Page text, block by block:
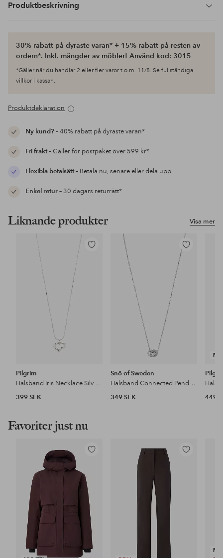
Produktbeskrivning
30% rabatt på dyraste varan* + 15% rabatt på resten av
ordern*. Inkl. mängder av möbler! Använd kod: 3015
*Gäller när du handlar 2 eller fler varor t.o.m. 11/8. Se fullständiga
villkor i kassan.
Produktdeklaration
Ny kund?– 40% rabatt på dyraste varan*
Fri frakt– Gäller för postpaket över 599 kr*
Flexibla betalsätt– Betala nu, senare eller dela upp
Enkel retur– 30 dagars returrätt*
Visa mer
Liknande produkter
Lägg
Pilgrim
Halsband Iris Necklace Silver-plated
399 SEK
Lägg
till
Snö of Sweden
Halsband Connected Pendant Neck
349 SEK
449
Favoriter just nu
Lägg
favoriter
Lägg